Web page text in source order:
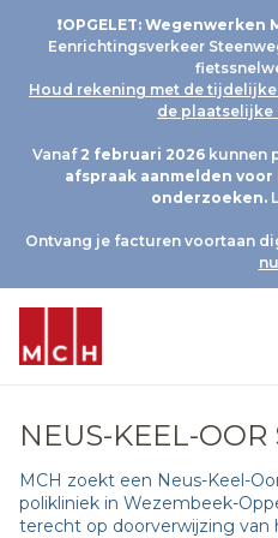
❗OPGELET:
Eenrichtingsverkeer
Houd rekening met de
de
Vanaf 2 februari 2026 kunnen
afspraak aanmelden
onderzoeken.
Ontvang je facturen voortaan
nu
NEUS-KEEL-OOR
MCH zoekt een Neus-Keel-
polikliniek in Wezembeek-
terecht op doorverwijzing van